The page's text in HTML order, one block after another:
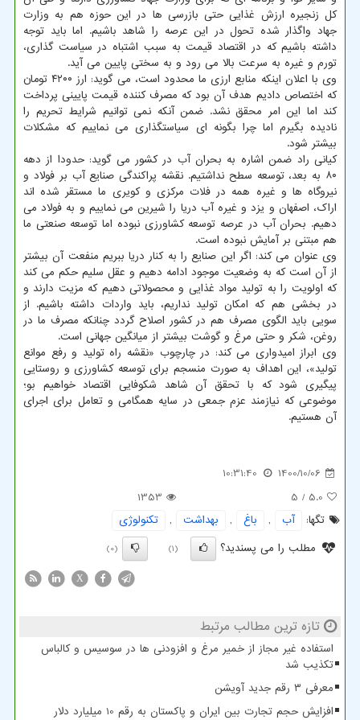
کل زنجیره ارزش غذایی حتی بازرسی ها در این حوزه هم به وزارت
جهاد واگذار شده تحول در این عرصه را شاهد باشیم. اما باید توجه
داشته باشیم که در اقتصاد قیمت به سبب اشتباه در سیاست گذاری،
تورم و غیره به سرعت بالا می رود و به سختی پایین می آید.
وی با اعلان اینکه منابع ارزی ما محدود است، می گوید: ارز ۴۲۰۰ تومان
که اختصاص دادیم هدف آن بود که مصرف کننده قیمت پایینی پرداخت
کند اما این امر محقق نشد. ضمن آنکه نمی توانیم شرایط تحریم را
نادیده بگیرم اما چرا بگونه ای سیاستگذاری می نماییم که مشکلات
بیشتر شود.
کیانی راد ضمن اشاره به بحران آب در کشور می گوید: حدودا از دهه
۸۰ به بعد، توسعه سطح نداشتیم. نقشه پراکندگی صنایع آب بر فولاد و
نیروگاه ها و غیره همه در فلات مرکزی و کویری ما مستقر شده اند
اراک، اصفهان و یزد و غیره آب دریا را شیرین می نماییم و به فولاد می
دهیم. بحران آب در عرصه توسعه کشاورزی نبوده اما توسعه صنعتی ما
هم مبتنی بر آمایش نبوده است.
وی عنوان می کند: اگر این صنایع را به کنار دریا ببریم منفعت آن بیشتر
از آن است که به وضعیت موجود ادامه دهیم و عقل سلیم حکم می کند
که اولویت را به تولید مواد غذایی و محصولاتی دهیم که مزیت دارند و
در بخشی هم که امکان تولید نداریم، باید واردات داشته باشیم. از
سویی باید الگوی مصرف هم در کشور اصلاح گردد چنانکه مصرف ما در
روغن، شکر و حتی مرغ و گوشت بیشتر از میانگین جهانی است.
وی ابراز امیدواری می کند: در چارچوب «نقشه راه تولید و رفع موانع
تولید»، این اهداف به صورت منسجم برای توسعه کشاورزی و روستایی
پیگیری شود که با تحقق آن شاهد شکوفایی اقتصاد خواهیم بو؛
موضوعی که نیازمند عزم جمعی در سایه همگامی و تعامل برای اجرای
آن هستیم.
1400/10/06
10:31:40
5.0
/ 5
1353
تگها:
آب , باغ , بهداشت ,
تكنولوژی
مطلب را می پسندید؟
(1)
(0)
X
تازه ترین مطالب مرتبط
استفاده غیر مجاز از خمیر مرغ و افزودنی ها در سوسیس و کالباس
تکذیب شد
معرفی ۳ رقم جدید آویشن
افزایش حجم تجارت بین ایران و پاکستان به رقم 10 میلیارد دلار